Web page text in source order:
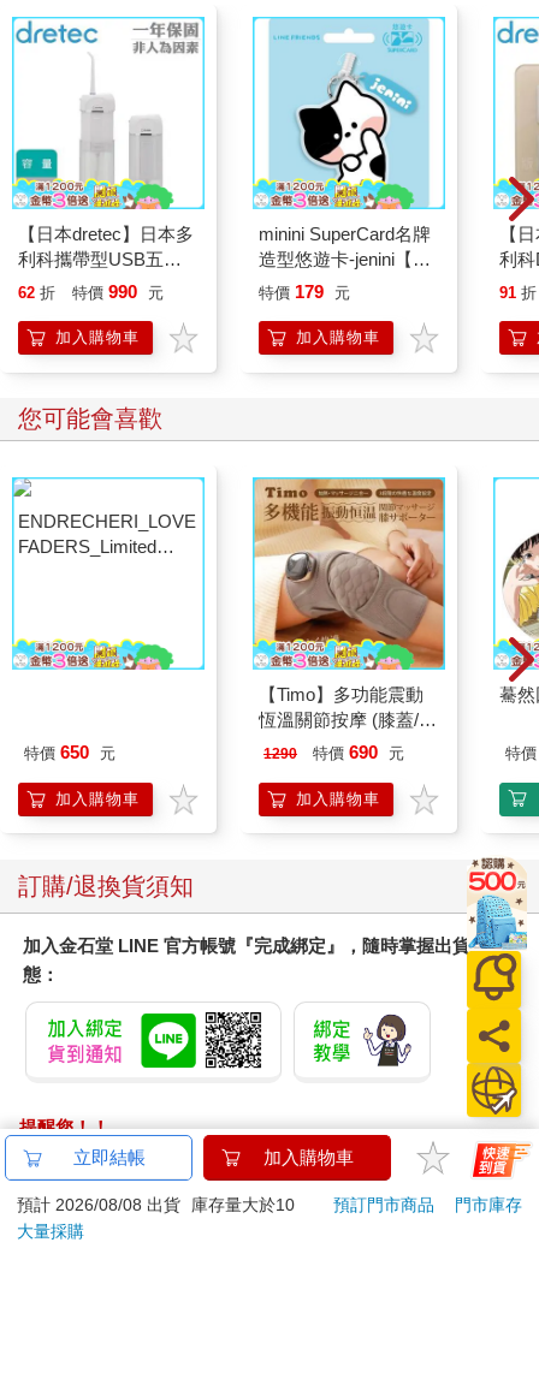
【日本dretec】日本多
利科攜帶型USB五段
式電動沖牙機-白
62 折 特價 990 元
加入購物車
minini SuperCard名牌
造型悠遊卡-jenini【受
託代銷】
特價 179 元
加入購物車
【
利
四
91 折
您可能會喜歡
Edition B（CD＋
特價 650 元
加入購物車
【Timo】多功能震動
恆溫關節按摩 (膝蓋/
肩/手肘通用) 無線充電
膝熱敷 【單入組】
1290 特價 690 元
加入購物車
驀
特價
訂購/退換貨須知
加入金石堂 LINE 官方帳號『完成綁定』，隨時掌握出貨動
態：
提醒您！！
金石堂及銀行均不會請您操作ATM! 如接獲電話要求您前往
ATM提款機，請不要聽從指示，以免受騙上當！
退換貨須知：
立即結帳 加入購物車
預計 2026/08/08 出貨 庫存量大於10 預訂門市商品
門市庫存
大量採購